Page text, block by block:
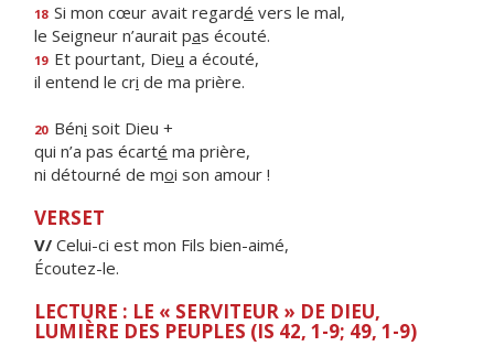
18 Si mon cœur avait regardé vers le mal,
le Seigneur n’aurait pas écouté.
19 Et pourtant, Dieu a écouté,
il entend le cri de ma prière.
20 Béni soit Dieu +
qui n’a pas écarté ma prière,
ni détourné de moi son amour !
VERSET
V/ Celui-ci est mon Fils bien-aimé,
Écoutez-le.
LECTURE : LE « SERVITEUR » DE DIEU,
LUMIÈRE DES PEUPLES (IS 42, 1-9; 49, 1-9)